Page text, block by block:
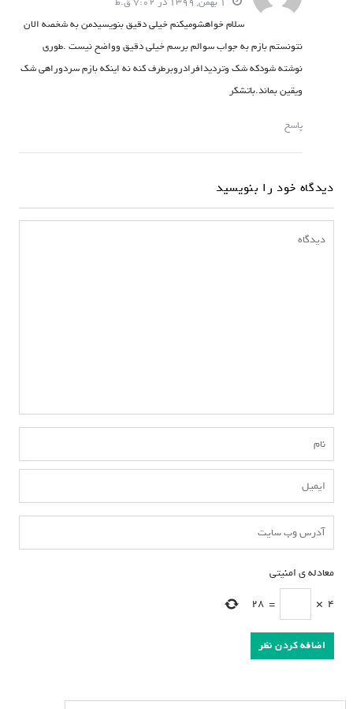
سلام خواهشومیکنم خیلی دقیق بنویسیدمن به شخصه الان
نتونستم بازم به جواب سوالم برسم خیلی دقیق وواضح نیست .طوری
نوشته شودکه شک وتردیدافرادروبرطرف کنه نه اینکه بازم سردوراهی شک
ویقین بماند.باتشکر
پاسخ
دیدگاه خود را بنویسید
معادله ی امنیتی
4
×
=
28